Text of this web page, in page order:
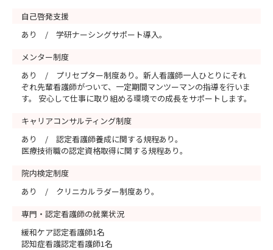
自己啓発支援
あり / 学研ナーシングサポート導入。
メンター制度
あり / プリセプター制度あり。新人看護師一人ひとりにそれ
ぞれ先輩看護師がついて、一定期間マンツーマンの指導を行いま
す。 安心して仕事に取り組める環境での成長をサポートします。
キャリアコンサルティング制度
あり / 認定看護師養成に関する規程あり。
医療技術職の認定資格取得に関する規程あり。
院内検定制度
あり / クリニカルラダー制度あり。
専門・認定看護師の就業状況
緩和ケア認定看護師1名
認知症看護認定看護師1名